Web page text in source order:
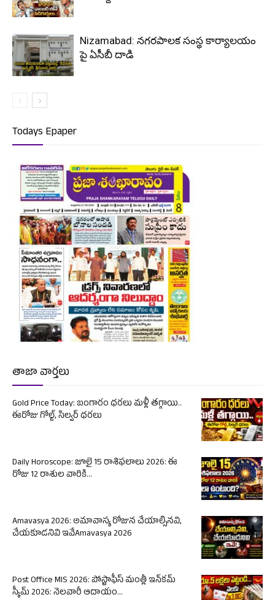
Nizamabad: నగరపాలక సంస్థ కార్యాలయం
పై ఏసీబీ దాడి
Todays Epaper
తాజా వార్తలు
Gold Price Today: బంగారం ధరలు మళ్లీ తగ్గాయి..
ఈరోజు గోల్డ్, సిల్వర్ ధరలు
Daily Horoscope: జూలై 15 రాశిఫలాలు 2026: ఈ
రోజు 12 రాశుల వారికి...
Amavasya 2026: అమావాస్య రోజున చేయాల్సినవి,
చేయకూడనివి ఇవేAmavasya 2026
Post Office MIS 2026: పోస్టాఫీస్ మంత్లీ ఇన్‌కమ్
స్కీమ్ 2026: నెలవారీ ఆదాయం...